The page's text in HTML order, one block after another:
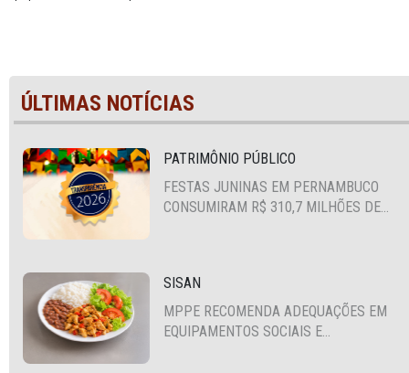
ÚLTIMAS NOTÍCIAS
PATRIMÔNIO PÚBLICO
FESTAS JUNINAS EM PERNAMBUCO
CONSUMIRAM R$ 310,7 MILHÕES DE
SISAN
MPPE RECOMENDA ADEQUAÇÕES EM
EQUIPAMENTOS SOCIAIS E